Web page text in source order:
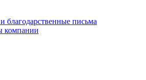
благодарственные письма
компании